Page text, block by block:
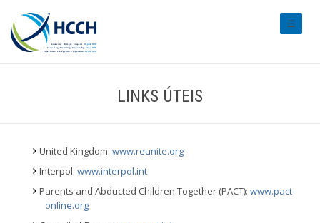
LINKS ÚTEIS
United Kingdom: www.reunite.org
Interpol: www.interpol.int
Parents and Abducted Children Together (PACT): www.pact-
online.org